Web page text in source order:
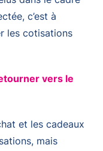
c’est à
les cotisations
vers le
et les cadeaux
mais